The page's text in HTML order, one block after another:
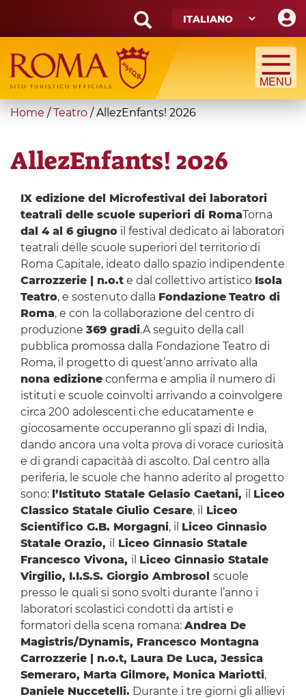
main
content
Search
form
Cerca
You
here
Home / Teatro /AllezEnfants! 2026
AllezEnfants! 2026
IX edizione del Microfestival dei laboratori
teatrali delle scuole superiori di RomaTorna
dal 4 al 6 giugnoil festival dedicato ai laboratori
teatrali delle scuole superiori del territorio di
Roma Capitale, ideato dallo spazio indipendente
Carrozzerie | n.o.te dal collettivo artistico Isola
Teatro, e sostenuto dalla Fondazione Teatro di
Roma, e con la collaborazione del centro di
produzione 369 gradi.A seguito della call
pubblica promossa dalla Fondazione Teatro di
Roma, il progetto di quest’anno arrivato alla
nona edizioneconferma e amplia il numero di
istituti e scuole coinvolti arrivando a coinvolgere
circa 200 adolescenti che educatamente e
giocosamente occuperanno gli spazi di India,
dando ancora una volta prova di vorace curiosità
e di grandi capacitàà di ascolto. Dal centro alla
periferia, le scuole che hanno aderito al progetto
sono: l’Istituto Statale Gelasio Caetani, il Liceo
Classico Statale Giulio Cesare, il Liceo
Scientifico G.B. Morgagni, il Liceo Ginnasio
Statale Orazio, il Liceo Ginnasio Statale
Francesco Vivona, il Liceo Ginnasio Statale
Virgilio, I.I.S.S. Giorgio Ambrosol scuole
presso le quali si sono svolti durante l’anno i
laboratori scolastici condotti da artisti e
formatori della scena romana: Andrea De
Magistris/Dynamis, Francesco Montagna
Carrozzerie | n.o.t, Laura De Luca, Jessica
Semeraro, Marta Gilmore, Monica Mariotti,
Daniele Nuccetelli. Durante i tre giorni gli allievi